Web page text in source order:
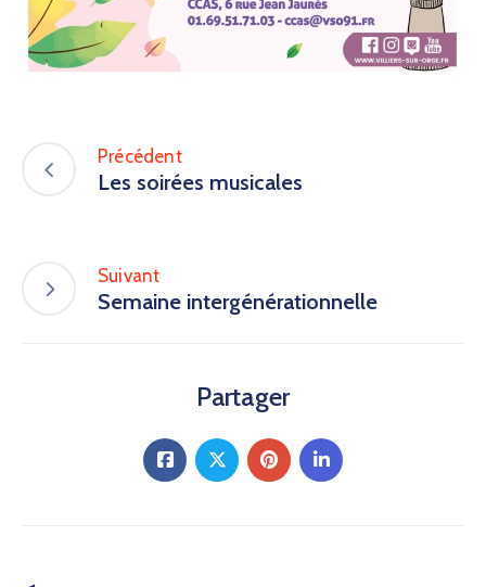
Précédent
Les soirées musicales
Suivant
Semaine intergénérationnelle
Partager